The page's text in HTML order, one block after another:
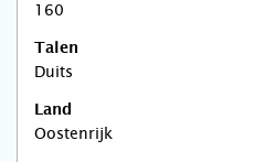
160
Talen
Duits
Land
Oostenrijk